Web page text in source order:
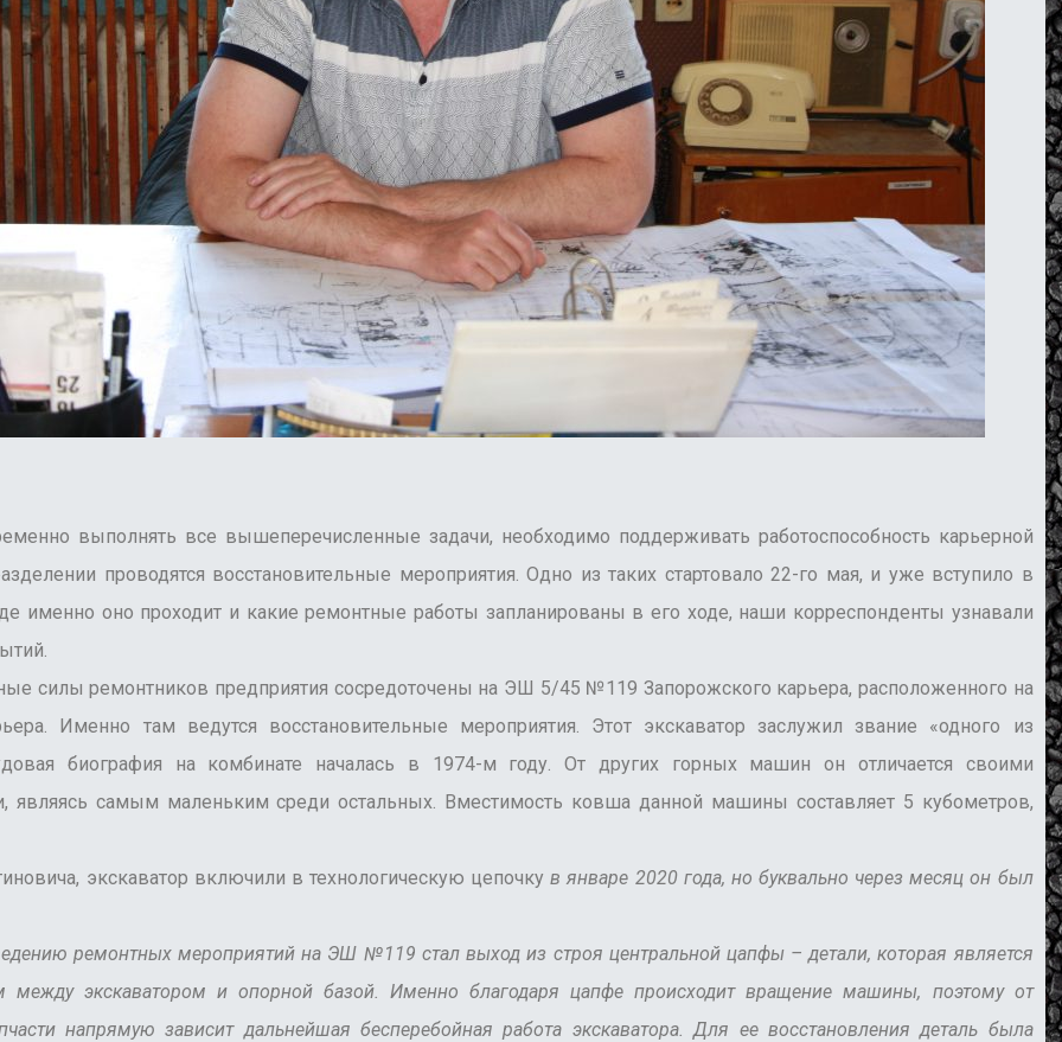
выполнять все вышеперечисленные задачи, необходимо поддерживать работоспособность карьерной
проводятся восстановительные мероприятия. Одно из таких стартовало 22-го мая, и уже вступило в
именно оно проходит и какие ремонтные работы запланированы в его ходе, наши корреспонденты узнавали
ремонтников предприятия сосредоточены на ЭШ 5/45 №119 Запорожского карьера, расположенного на
Именно там ведутся восстановительные мероприятия. Этот экскаватор заслужил звание «одного из
биография на комбинате началась в 1974-м году. От других горных машин он отличается своими
являясь самым маленьким среди остальных. Вместимость ковша данной машины составляет 5 кубометров,
экскаватор включили в технологическую цепочку в январе 2020 года, но буквально через месяц он был
ремонтных мероприятий на ЭШ №119 стал выход из строя центральной цапфы – детали, которая является
экскаватором и опорной базой. Именно благодаря цапфе происходит вращение машины, поэтому от
напрямую зависит дальнейшая бесперебойная работа экскаватора. Для ее восстановления деталь была